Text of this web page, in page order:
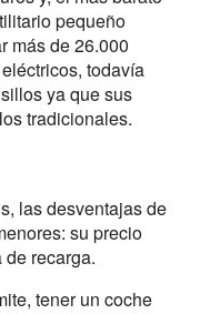
pequeño
más de 26.000
todavía
ya que sus
tradicionales.
las desventajas de
su precio
recarga.
tener un coche